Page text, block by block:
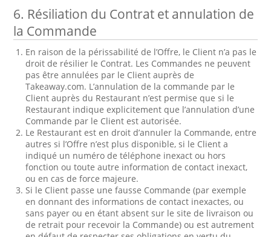
6. Résiliation du Contrat et annulation de
la Commande
En raison de la périssabilité de l’Offre, le Client n’a pas le
droit de résilier le Contrat. Les Commandes ne peuvent
pas être annulées par le Client auprès de
Takeaway.com. L’annulation de la commande par le
Client auprès du Restaurant n’est permise que si le
Restaurant indique explicitement que l’annulation d’une
Commande par le Client est autorisée.
Le Restaurant est en droit d’annuler la Commande, entre
autres si l’Offre n’est plus disponible, si le Client a
indiqué un numéro de téléphone inexact ou hors
fonction ou toute autre information de contact inexact,
ou en cas de force majeure.
Si le Client passe une fausse Commande (par exemple
en donnant des informations de contact inexactes, ou
sans payer ou en étant absent sur le site de livraison ou
de retrait pour recevoir la Commande) ou est autrement